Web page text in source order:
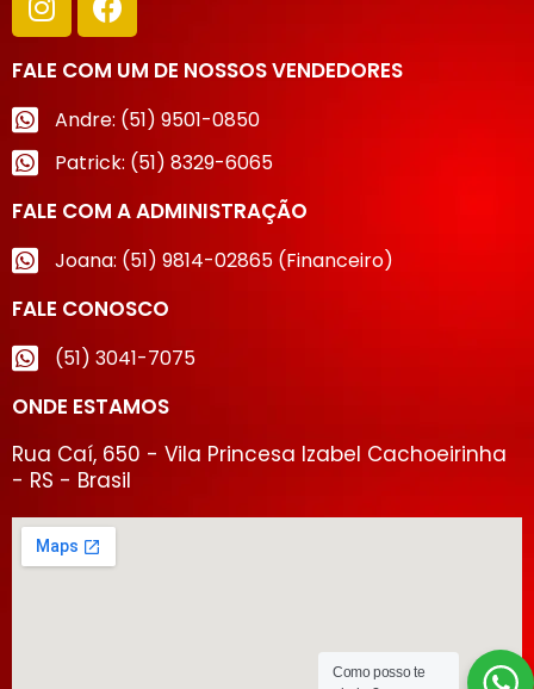
FALE COM UM DE NOSSOS VENDEDORES
Andre: (51) 9501-0850
Patrick: (51) 8329-6065
FALE COM A ADMINISTRAÇÃO
Joana: (51) 9814-02865 (Financeiro)
FALE CONOSCO
(51) 3041-7075
ONDE ESTAMOS
Rua Caí, 650 - Vila Princesa Izabel Cachoeirinha
- RS - Brasil
Como posso te